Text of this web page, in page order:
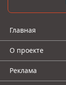
Главная
О проекте
Реклама